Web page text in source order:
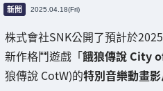
新聞 2025.04.18(Fri)
株式會社SNK公開了預計於
新作格鬥遊戲「餓狼傳說 City
狼傳說 CotW)的特別音樂動畫影